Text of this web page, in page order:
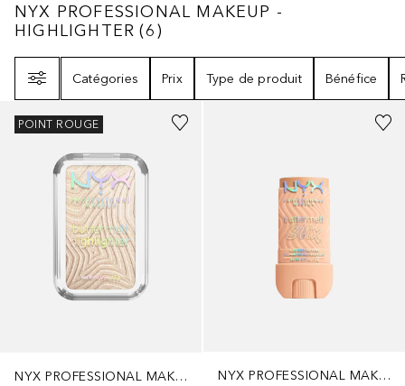
NYX PROFESSIONAL MAKEUP -
NYX PROFESSIONAL MAKEUP -
HIGHLIGHTER (6)
Catégories
Prix Type de produit Bénéfice
NYX PROFESSIONAL MAKEUP
POINT ROUGE
NYX PROFESSIONAL MAKEUP
+ 4